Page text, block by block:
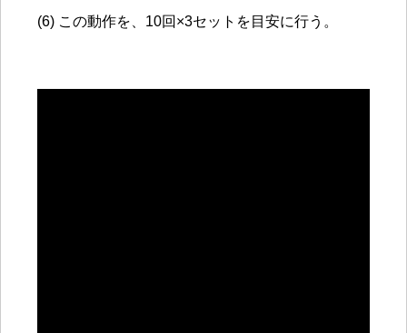
(6) この動作を、 10回×3セットを目安に行う。